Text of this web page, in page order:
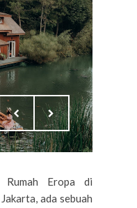
Eropa di
ada sebuah